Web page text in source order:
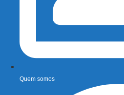
Quem somos